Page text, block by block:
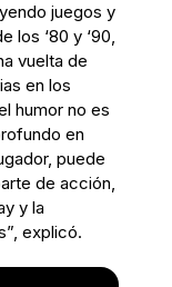
juegos y
los ‘80 y ‘90,
vuelta de
en los
humor no es
en
puede
de acción,
y la
explicó.